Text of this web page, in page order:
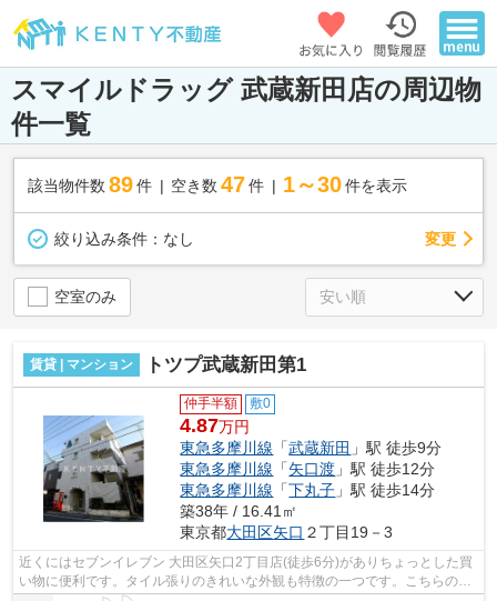
スマイルドラッグ 武蔵新田店の周辺物
件一覧
該当物件数 89件 空き数 47 件 1～30 件を表示
絞り込み条件： なし 変更
空室のみ
賃貸 | マンション トツプ武蔵新田第1
仲手半額 敷0
4.87万円
東急多摩川線 「武蔵新田 」駅 徒歩9分
東急多摩川線 「矢口渡 」駅 徒歩12分
東急多摩川線 「下丸子 」駅 徒歩14分
築38年 / 16.41㎡
東京都大田区矢口 ２丁目19－3
近くにはセブンイレブン 大田区矢口2丁目店(徒歩6分)がありちょっとした買
い物に便利です。タイル張りのきれいな外観も特徴の一つです。こちらの物